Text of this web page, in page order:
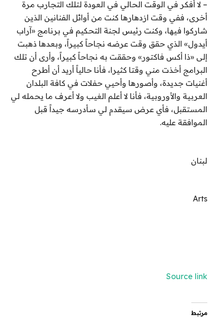
– لا أفكر في الوقت الحالي في العودة لتلك التجارب مرة
أخرى، ففي وقت ازدهارها كنت من أوائل الفنانين الذين
شاركوا فيها، وكنت رئيس لجنة التحكيم في برنامج «آراب
أيدول» الذي حقق وقت عرضه نجاحاً كبيراً، وبعدها ذهبت
إلى «ذا أكس فاكتور» وحققت به نجاحاً كبيراً، وأرى أن تلك
البرامج أخذت مني وقتا كثيرا، فأنا حالياً أريد أن أطرح
أغنيات جديدة، وأصورها وأحيي حفلات في كافة البلدان
العربية والأوروبية، فأنا لا أعلم الغيب ولا أعرف ما يحمله لي
المستقبل، فأي عرض سيقدم لي سأدرسه جيداً قبل
الموافقة عليه.
لبنان
Arts
Source link
مرتبط